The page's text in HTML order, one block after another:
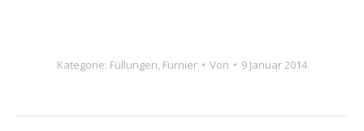
Kategorie: Füllungen, Furnier Von 9 Januar 2014